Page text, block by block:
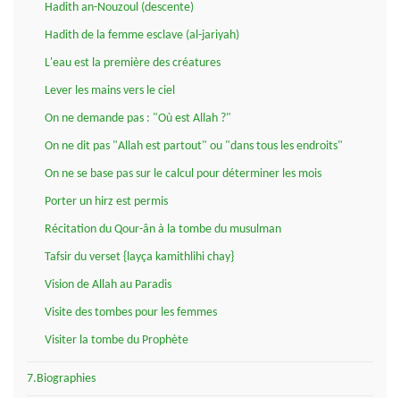
Hadith an-Nouzoul (descente)
Hadith de la femme esclave (al-jariyah)
L'eau est la première des créatures
Lever les mains vers le ciel
On ne demande pas : "Où est Allah ?"
On ne dit pas "Allah est partout" ou "dans tous les endroits"
On ne se base pas sur le calcul pour déterminer les mois
Porter un hirz est permis
Récitation du Qour-ân à la tombe du musulman
Tafsir du verset {layça kamithlihi chay}
Vision de Allah au Paradis
Visite des tombes pour les femmes
Visiter la tombe du Prophète
7.Biographies